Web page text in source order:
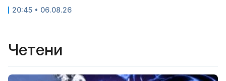
20:45 • 06.08.26
Четени